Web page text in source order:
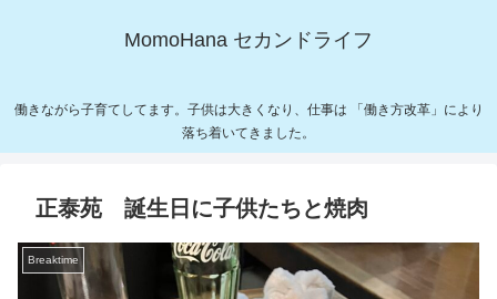
MomoHana セカンドライフ
働きながら子育てしてます。子供は大きくなり、仕事は 「働き方改革」により
落ち着いてきました。
正泰苑 誕生日に子供たちと焼肉
Breaktime